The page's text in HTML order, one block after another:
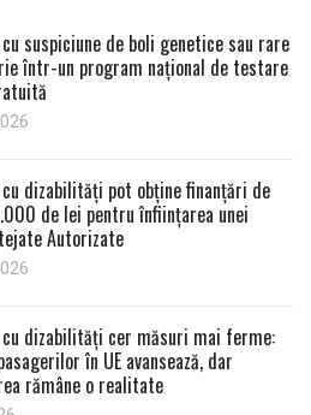
suspiciune de boli genetice sau rare
într-un program național de testare
cu dizabilități pot obține finanțări de
de lei pentru înființarea unei
Autorizate
cu dizabilități cer măsuri mai ferme:
în UE avansează, dar
rămâne o realitate